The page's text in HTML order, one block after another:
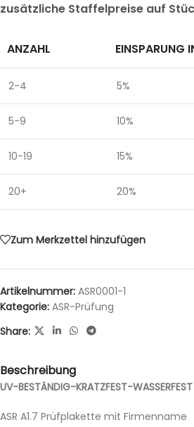
zusätzliche Staffelpreise auf
ANZAHL EINSPARUNG
2-4 5%
5-9 10%
10-19 15%
20+ 20%
Zum Merkzettel hinzufügen
Artikelnummer: ASR0001-1
Kategorie: ASR-Prüfung
Share:
Beschreibung
UV-BESTÄNDIG-KRATZFEST-WASSERFEST
ASR A1.7 Prüfplakette mit Firmenname